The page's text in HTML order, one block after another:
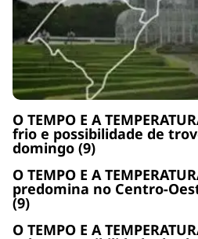
O TEMPO E A
frio e possibilidade de
domingo (9)
O TEMPO E A
predomina no Centro-
(9)
O TEMPO E A